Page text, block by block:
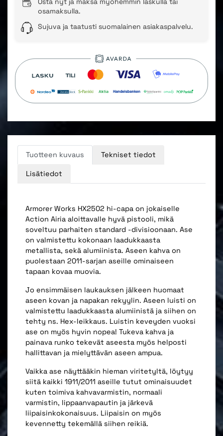
osamaksulla.
Sujuva ja taatusti suomalainen asiakaspalvelu.
Tuotteen kuvaus Tekniset tiedot
Lisätiedot
Armorer Works HX2502 hi-capa on jokaiselle
Action Airia aloittavalle hyvä pistooli, mikä
soveltuu parhaiten standard -divisioonaan. Ase
on valmistettu kokonaan laadukkaasta
metallista, sekä alumiinista. Aseen kahva on
puolestaan 2011-sarjan aseille ominaiseen
tapaan kovaa muovia.
Jo ensimmäisen laukauksen jälkeen huomaat
aseen kovan ja napakan rekyylin. Aseen luisti on
valmistettu laadukkaasta alumiinistä ja siihen on
tehty ns. Hex-leikkaus. Luistin keveyden vuoksi
ase on myös hyvin nopea! Tukeva kahva ja
painava runko tekevät aseesta myös helposti
hallittavan ja mielyttävän aseen ampua.
Vaikka ase näyttääkin hieman viritetyltä, löytyy
siitä kaikki 1911/2011 aseille tutut ominaisuudet
kuten toimiva kahvavarmistin, normaali
varmistin, lippaanvapautin ja järkevä
liipaisinkokonaisuus. Liipaisin on myös
kevennetty tekemällä siihen reikiä.